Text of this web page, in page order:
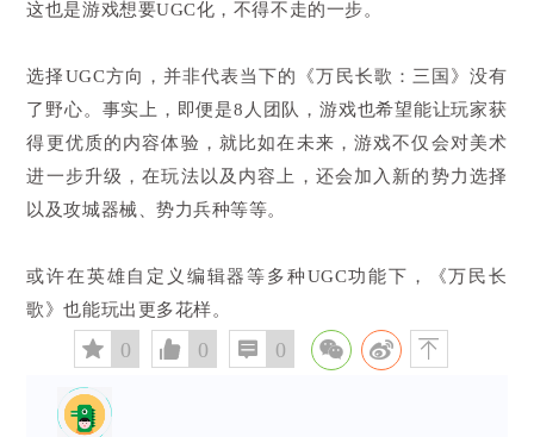
这也是游戏想要UGC化，不得不走的一步。
选择UGC方向，并非代表当下的《万民长歌：三国》没有
了野心。事实上，即便是8人团队，游戏也希望能让玩家获
得更优质的内容体验，就比如在未来，游戏不仅会对美术
进一步升级，在玩法以及内容上，还会加入新的势力选择
以及攻城器械、势力兵种等等。
或许在英雄自定义编辑器等多种UGC功能下，《万民长
歌》也能玩出更多花样。
󰅄 0  0  0 